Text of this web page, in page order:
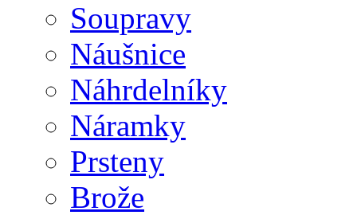
Soupravy
Náušnice
Náhrdelníky
Náramky
Prsteny
Brože